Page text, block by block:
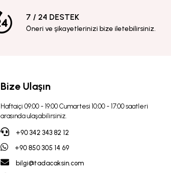
7 / 24 DESTEK
Öneri ve şikayetlerinizi bize iletebilirsiniz.
Bize Ulaşın
Haftaiçi 09:00 - 19:00 Cumartesi 10:00 - 17:00 saatleri
arasında ulaşabilirsiniz.
+90 342 343 82 12
+90 850 305 14 69
bilgi@tadacaksin.com